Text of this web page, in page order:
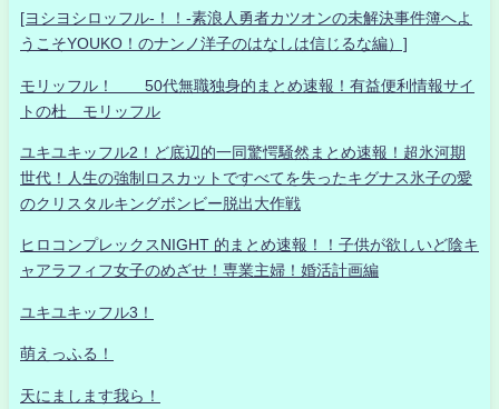
[ヨシヨシロッフル-！！-素浪人勇者カツオンの未解決事件簿へよ
うこそYOUKO！のナンノ洋子のはなしは信じるな編）]
モリッフル！ 50代無職独身的まとめ速報！有益便利情報サイ
トの杜 モリッフル
ユキユキッフル2！ど底辺的一同驚愕騒然まとめ速報！超氷河期
世代！人生の強制ロスカットですべてを失ったキグナス氷子の愛
のクリスタルキングボンビー脱出大作戦
ヒロコンプレックスNIGHT 的まとめ速報！！子供が欲しいど陰キ
ャアラフィフ女子のめざせ！専業主婦！婚活計画編
ユキユキッフル3！
萌えっふる！
天にまします我ら！